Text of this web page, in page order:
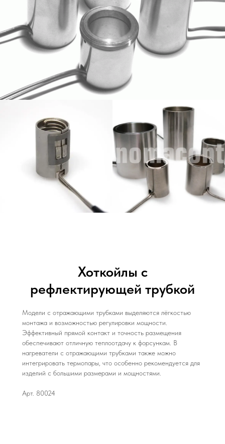
Хоткойлы с
рефлектирующей трубкой
Модели с отражающими трубками выделяются лёгкостью
монтажа и возможностью регулировки мощности.
Эффективный прямой контакт и точность размещения
обеспечивают отличную теплоотдачу к форсункам. В
нагреватели с отражающими трубками также можно
интегрировать термопары, что особенно рекомендуется для
изделий с большими размерами и мощностями.
Арт. 80024